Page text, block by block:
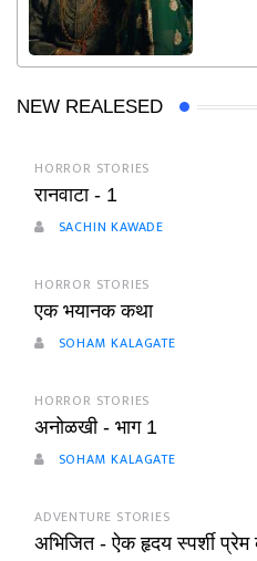
NEW REALESED
HORROR STORIES
रानवाटा - 1
SACHIN KAWADE
HORROR STORIES
एक भयानक कथा
SOHAM KALAGATE
HORROR STORIES
अनोळखी - भाग 1
SOHAM KALAGATE
ADVENTURE STORIES
अभिजित - ऐक हृदय स्पर्शी